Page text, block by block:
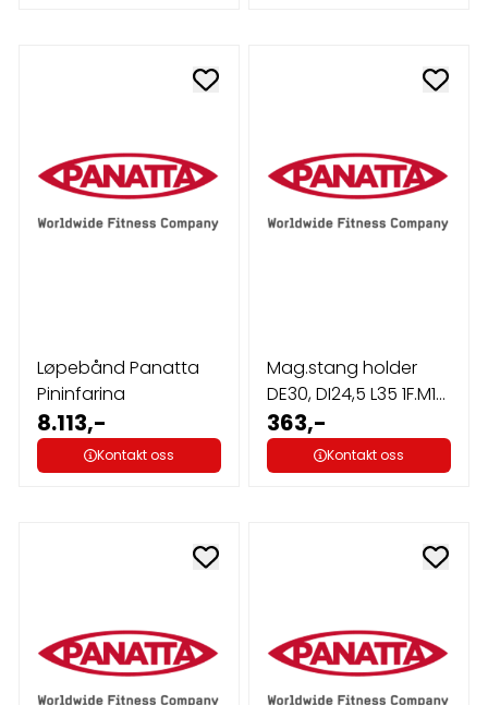
Løpebånd Panatta
Pininfarina
8.113,-
Kontakt oss
Mag.stang holder
DE30, DI24,5 L35 1F.M10
Panatta
363,-
Kontakt oss